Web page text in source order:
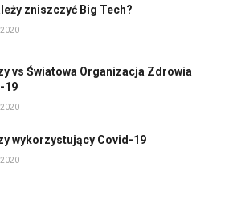
zniszczyć Big Tech?
vs Światowa Organizacja Zdrowia
19
wykorzystujący Covid-19